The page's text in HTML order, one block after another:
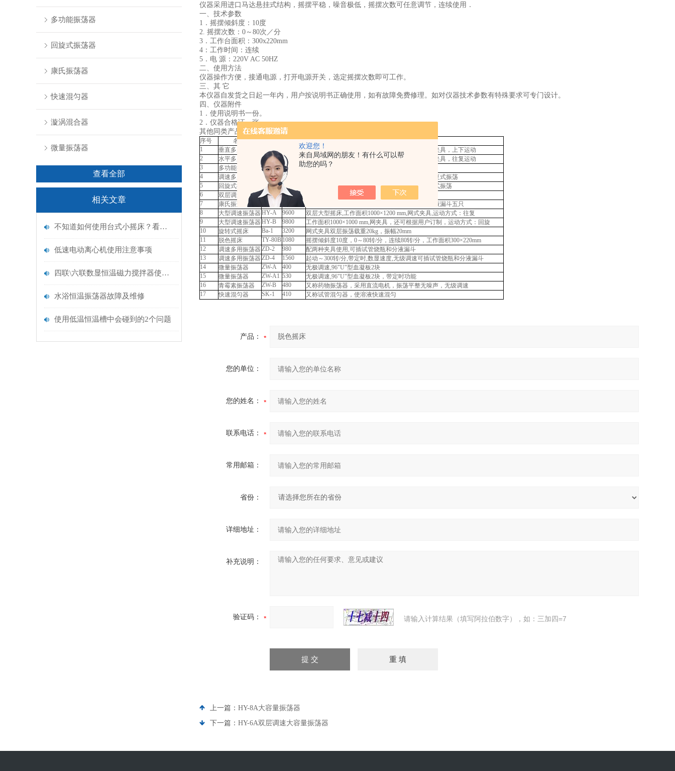
欢迎您！
来自局域网的朋友！有什么可以帮
助您的吗？
多功能振荡器
回旋式振荡器
康氏振荡器
快速混匀器
漩涡混合器
微量振荡器
查看全部
相关文章
不知道如何使用台式小摇床？看这里
低速电动离心机使用注意事项
四联\六联数显恒温磁力搅拌器使用及维务
水浴恒温振荡器故障及维修
使用低温恒温槽中会碰到的2个问题
仪器采用进口马达悬挂式结构，摇摆平稳，噪音极低，摇摆次数可任意调节，连续使用．
一、技术参数
1．摇摆倾斜度：10度
2. 摇摆次数：0～80次／分
3．工作台面积：300x220mm
4：工作时间：连续
5．电 源：220V AC 50HZ
二、使用方法
仪器操作方便，接通电源，打开电源开关，选定摇摆次数即可工作。
三、其 它
本仪器自发货之日起一年内，用户按说明书正确使用，如有故障免费修理。如对仪器技术参数有特殊要求可专门设计。
四、仪器附件
1．使用说明书一份。
2．仪器合格证一张。
其他同类产品：
序号 名 称 型 号 单价
主 要 技 术 参 数
1
垂直多用振荡器 HY-1
振幅20mm,起动～300转/分,速度可调,带定时,网式夹具，上下运动
2
水平多用振荡器 HY-2 980
振幅20mm,起动～300转/分,速度可调,带定时,网式夹具，往复运动
3
多功能振荡器 HY-3 2800
具有HY-1，HY-2双重功能，垂直,水平同时使用
4
调速多用振荡器 HY-4 880
振幅20mm,起动～300转/分,速度可调,带定时,水平复式振荡
5
回旋式振荡器 HY-5 1560
振幅20mm,起动～300转/分,速度可调,带定时,回旋式振荡
6
双层调速振荡器HY-6 5200
振幅20mm,起动～300转/分,速度可调,带定时
7
康氏振荡器 KS
振幅20mm,起动～300转/分,速度可调,带定时,夹分液漏斗五只
8
大型调速振荡器 HY-A 9600
双层大型摇床,工作面积1000×1200 mm,网式夹具,运动方式：往复
9
大型调速振荡器 HY-B 9800
工作面积1000×1000 mm,网夹具，还可根据用户订制，运动方式：回旋
10
旋转式摇床 Ba-1 3200
网式夹具双层振荡载重20kg，振幅20mm
11
脱色摇床 TY-80B 1080
摇摆倾斜度10度，0～80转/分，连续80转/分，工作面积300×220mm
12
调速多用振荡器 ZD-2 980
配两种夹具使用,可插试管烧瓶和分液漏斗
13
调速多用振荡器 ZD-4 1560
起动～300转/分,带定时,数显速度,无级调速可插试管烧瓶和分液漏斗
14
微量振荡器 ZW-A 400
无极调速,96"U"型血凝板2块
15
微量振荡器 ZW-A1 530
无极调速,96"U"型血凝板2块，带定时功能
16
青霉素振荡器 ZW-B 480
又称药物振荡器，采用直流电机，振荡平整无噪声，无级调速
17
快速混匀器 SK-1 410 又称试管混匀器，使溶液快速混匀
产品：
您的单位：
您的姓名：
联系电话：
常用邮箱：
省份：
详细地址：
补充说明：
验证码： 请输入计算结果（填写阿拉伯数字），如：三加四=7
上一篇： HY-8A大容量振荡器
下一篇： HY-6A双层调速大容量振荡器